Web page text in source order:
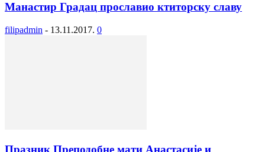
Манастир Градац прославио ктиторску славу
filipadmin - 13.11.2017. 0
Празник Преподобне мати Анастасије и